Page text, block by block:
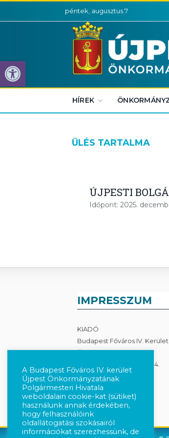
Eszköztár
péntek, augusztus 7
HÍREK
ÜLÉS TARTALMA
ÚJPESTI
Időpont: 2025.
IMPRESSZUM
KIADÓ
Budapest Főváros IV.
Önkormányzata
1041 Budapest, István út 14.
Adatkezelés
A Budapest Főváros IV. kerület
Újpest Önkormányzatának
Polgármesteri Hivatala
weboldalain cookie-kat (sütiket)
használunk annak érdekében,
hogy felhasználóink
oldallátogatási szokásairól
információkat szerezhessünk, de